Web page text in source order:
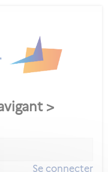
Se connecter